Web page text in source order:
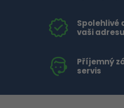
Spolehlivé
vaši adresu
Příjemný
servis